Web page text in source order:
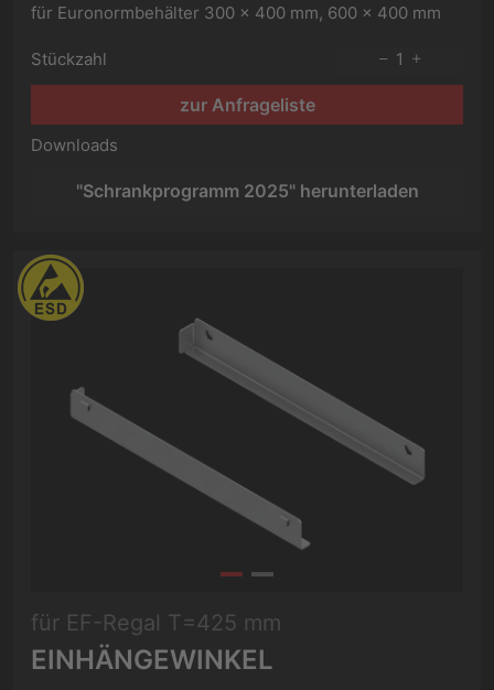
für Euronormbehälter 300 x 400 mm, 600 x 400 mm
Stückzahl 1
zur Anfrageliste
Downloads
"Schrankprogramm 2025" herunterladen
für EF-Regal T=425 mm
EINHÄNGEWINKEL